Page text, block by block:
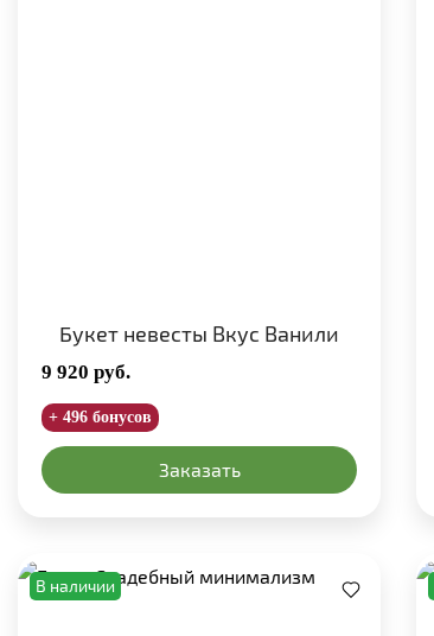
Букет невесты Вкус Ванили
9 920 руб.
+ 496 бонусов
Заказать
В наличии